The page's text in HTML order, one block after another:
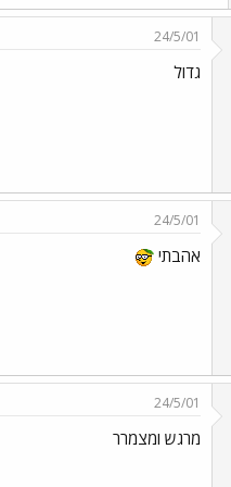
24/5/01
גדול
24/5/01
אהבתי
24/5/01
מרגש ומצמרר